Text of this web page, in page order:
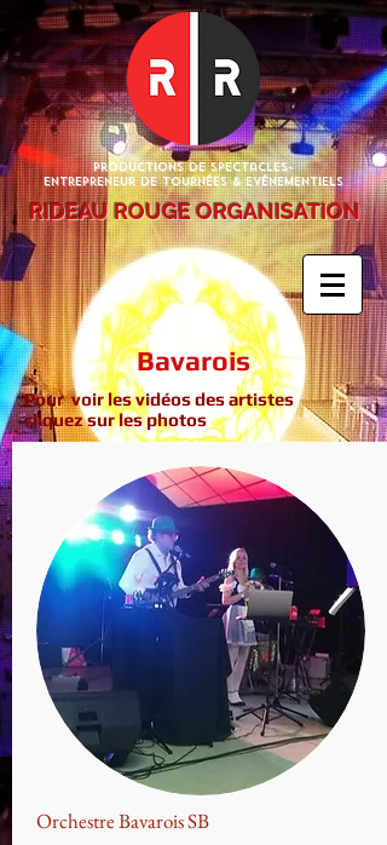
Productions de Spectacles-
Entrepreneur de Tournées & Evénementiels
RIDEAU ROUGE ORGANISATION
Bavarois
Pour voir les vidéos des artistes
cliquez sur les photos
Orchestre Bavarois SB